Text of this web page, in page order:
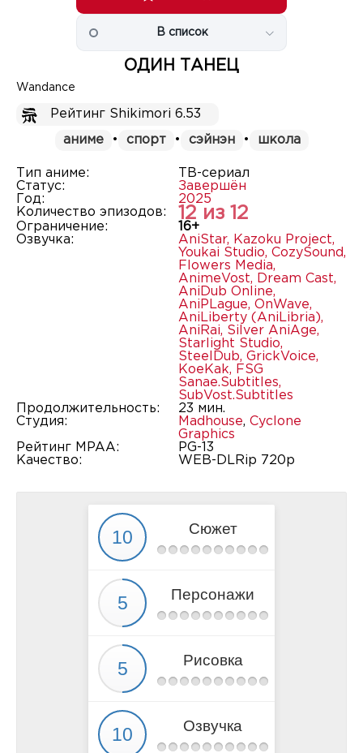
В список
ОДИН ТАНЕЦ
Wandance
Рейтинг Shikimori 6.53
аниме • спорт • сэйнэн • школа
Тип аниме:
ТВ-сериал
Статус:
Завершён
Год:
2025
Количество эпизодов:
12 из 12
Ограничение:
16+
Озвучка:
AniStar, Kazoku Project,
Youkai Studio, CozySound,
Flowers Media,
AnimeVost, Dream Cast,
AniDub Online,
AniPLague, OnWave,
AniLiberty (AniLibria),
AniRai, Silver AniAge,
Starlight Studio,
SteelDub, GrickVoice,
KoeKak, FSG
Sanae.Subtitles,
SubVost.Subtitles
Продолжительность:
23 мин.
Студия:
Madhouse, Cyclone
Graphics
Рейтинг MPAA:
PG-13
Качество:
WEB-DLRip 720p
Сюжет
Персонажи
Рисовка
Озвучка